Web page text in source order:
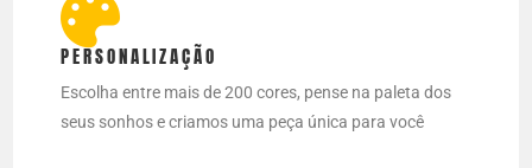
PERSONALIZAÇÃO
Escolha entre mais de 200 cores, pense na paleta dos
seus sonhos e criamos uma peça única para você